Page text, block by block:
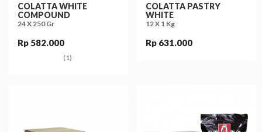
COLATTA WHITE
COMPOUND
24 X 250 Gr
Rp 582.000
(1)
COLATTA PASTRY
WHITE
12 X 1 Kg
Rp 631.000